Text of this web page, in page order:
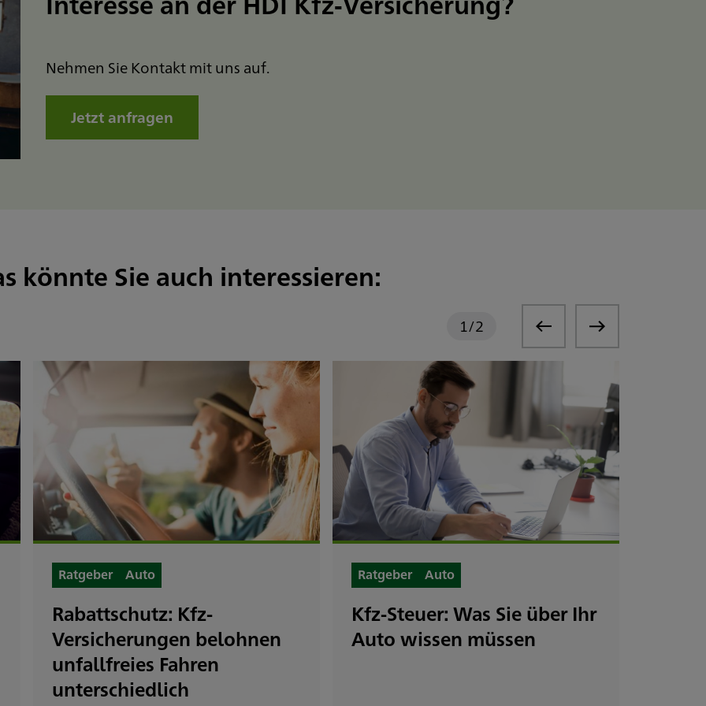
Nehmen Sie Kontakt mit uns auf.
Jetzt anfragen
könnte Sie auch interessieren:
1/2
Rabattschutz: Kfz-
Versicherungen belohnen
unfallfreies Fahren
unterschiedlich
Ratgeber Auto
Kfz-Steuer: Was Sie über Ihr
Auto wissen müssen
Ratgeber Auto